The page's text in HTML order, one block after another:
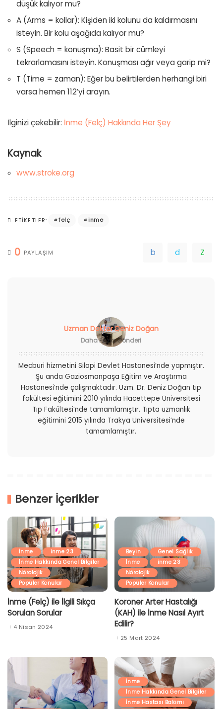
düşük kalıyor mu?
A (Arms = kollar): Kişiden iki kolunu da kaldırmasını
isteyin. Bir kolu aşağıda kalıyor mu?
S (Speech = konuşma): Basit bir cümleyi
tekrarlamasını isteyin. Konuşması ağır veya garip mi?
T (Time = zaman): Eğer bu belirtilerden herhangi biri
varsa hemen 112’yi arayın.
İlginizi çekebilir: İnme (Felç) Hakkında Her Şey
Kaynak
www.stroke.org
ETIKETLER: felç inme
0 PAYLAŞIM
Uzman Doktor Deniz Doğan
Daha Fazla Gönderi
Mecburi hizmetini Silopi Devlet Hastanesi’nde yapmıştır.
Şu anda Gaziosmanpaşa Eğitim ve Araştırma
Hastanesi’nde çalışmaktadır. Uzm. Dr. Deniz Doğan tıp
fakültesi eğitimini 2010 yılında Hacettepe Üniversitesi
Tıp Fakültesi’nde tamamlamıştır. Tıpta uzmanlık
eğitimini 2015 yılında Trakya Üniversitesi’nde
tamamlamıştır.
Benzer İçerikler
İnme
inme 23
İnme Hakkında Genel Bilgiler
Nörolojik
Popüler Konular
İnme (Felç) ile İlgili Sıkça
Sorulan Sorular
4 Nisan 2024
Beyin
Genel Sağlık
İnme
inme 23
Nörolojik
Popüler Konular
Koroner Arter Hastalığı
(KAH) ile İnme Nasıl Ayırt
Edilir?
25 Mart 2024
İnme
İnme Hakkında Genel Bilgiler
İnme Hastası Bakımı